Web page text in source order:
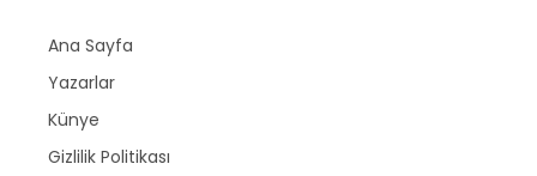
Ana Sayfa
Yazarlar
Künye
Gizlilik Politikası